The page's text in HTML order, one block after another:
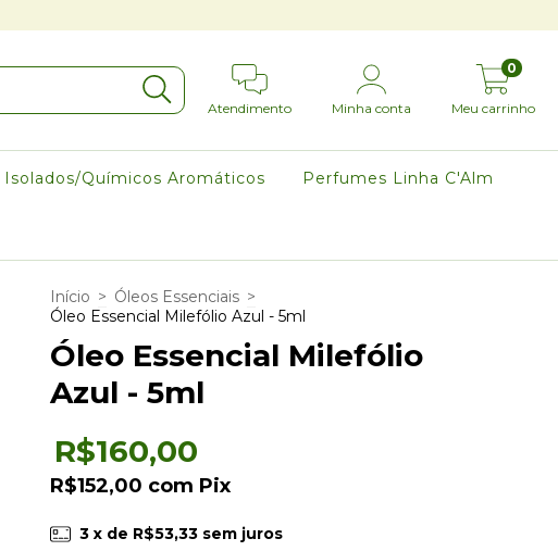
Atendimento Minha conta Meu carrinho
0
Isolados/Químicos Aromáticos Perfumes Linha C'Alm
Início > Óleos Essenciais >
Óleo Essencial Milefólio Azul - 5ml
Óleo Essencial Milefólio
Azul - 5ml
R$160,00
R$152,00 com Pix
3 x de R$53,33 sem juros